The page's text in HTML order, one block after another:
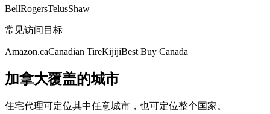
BellRogersTelusShaw
常见访问目标
Amazon.caCanadian TireKijijiBest Buy Canada
加拿大覆盖的城市
住宅代理可定位其中任意城市，也可定位整个国家。